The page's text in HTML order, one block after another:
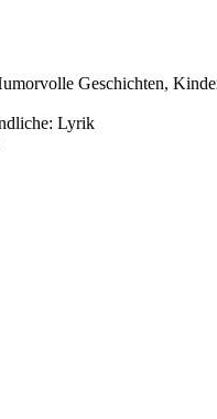
Geschichten,
Lyrik